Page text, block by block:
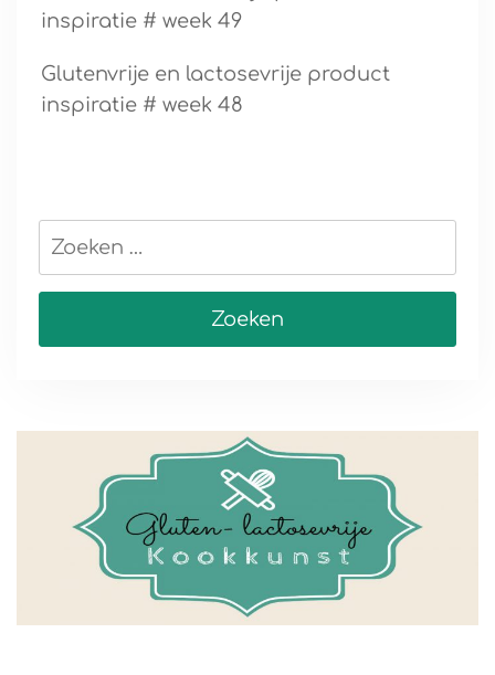
inspiratie # week 49
Glutenvrije en lactosevrije product
inspiratie # week 48
Zoeken